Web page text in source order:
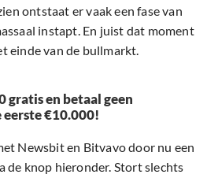
ontstaat er vaak een fase van
instapt. En juist dat moment
einde van de bullmarkt.
gratis en betaal geen
eerste €10.000!
Newsbit en Bitvavo door nu een
de knop hieronder. Stort slechts